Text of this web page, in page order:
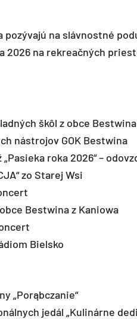
pozývajú na slávnostné
2026 na rekreačných
škôl z obce Bestwina
nástrojov GOK Bestwina
„Pasieka roka 2026“ –
zo Starej Wsi
Bestwina z Kaniowa
Bielsko
„Porąbczanie“
jedál „Kulinárne